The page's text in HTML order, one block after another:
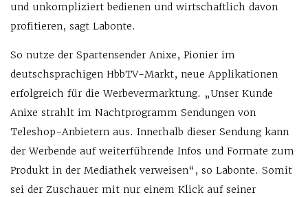
und unkompliziert bedienen und wirtschaftlich davon
profitieren, sagt Labonte.
So nutze der Spartensender Anixe, Pionier im
deutschsprachigen HbbTV-Markt, neue Applikationen
erfolgreich für die Werbevermarktung. „Unser Kunde
Anixe strahlt im Nachtprogramm Sendungen von
Teleshop-Anbietern aus. Innerhalb dieser Sendung kann
der Werbende auf weiterführende Infos und Formate zum
Produkt in der Mediathek verweisen“, so Labonte. Somit
sei der Zuschauer mit nur einem Klick auf seiner